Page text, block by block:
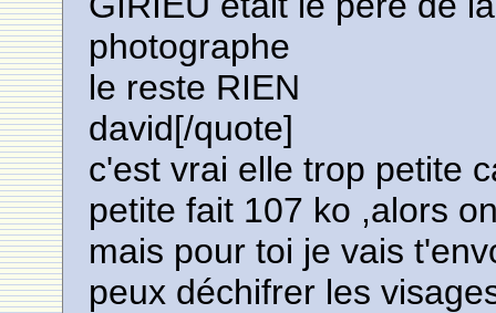
photographe
le reste RIEN
david[/quote]
c'est vrai elle trop petite
petite fait 107 ko ,alors
mais pour toi je vais
peux déchifrer les